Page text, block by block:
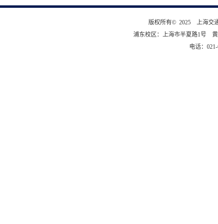
版权所有© 2025 上海交
浦东校区：上海市半夏路1号
电话：